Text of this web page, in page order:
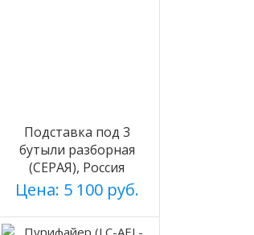
Подставка под 3
бутыли разборная
(СЕРАЯ), Россия
Цена: 5 100 руб.